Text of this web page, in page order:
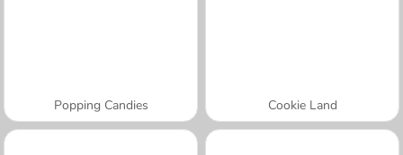
Popping Candies Cookie Land